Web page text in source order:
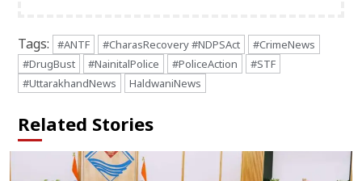
Tags: #ANTF #CharasRecovery #NDPSAct
#CrimeNews
#DrugBust
#NainitalPolice #PoliceAction
#STF
#UttarakhandNews
HaldwaniNews
Related Stories